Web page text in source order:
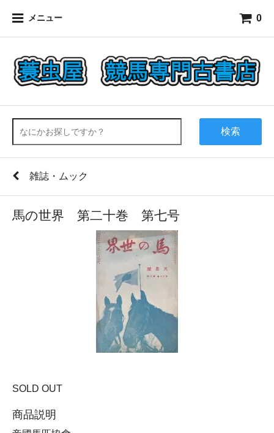
メニュー 0
検索
雑誌・ムック
馬の世界 第二十巻 第七号
SOLD OUT
商品説明